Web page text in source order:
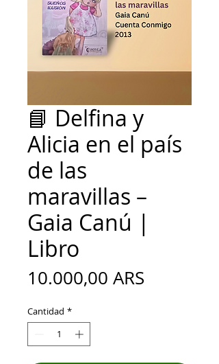
📘 Delfina y
Alicia en el país
de las
maravillas –
Gaia Canú |
Libro
10.000,00 ARS
Cantidad *